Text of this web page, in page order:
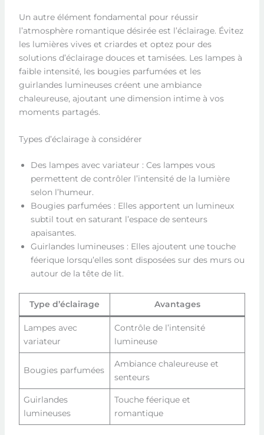
Un autre élément fondamental pour réussir
l’atmosphère romantique désirée est l’éclairage. Évitez
les lumières vives et criardes et optez pour des
solutions d’éclairage douces et tamisées. Les lampes à
faible intensité, les bougies parfumées et les
guirlandes lumineuses créent une ambiance
chaleureuse, ajoutant une dimension intime à vos
moments partagés.
Types d’éclairage à considérer
Des lampes avec variateur : Ces lampes vous
permettent de contrôler l’intensité de la lumière
selon l’humeur.
Bougies parfumées : Elles apportent un lumineux
subtil tout en saturant l’espace de senteurs
apaisantes.
Guirlandes lumineuses : Elles ajoutent une touche
féerique lorsqu’elles sont disposées sur des murs ou
autour de la tête de lit.
Type d’éclairage Avantages
Lampes avec
variateur
Contrôle de l’intensité
lumineuse
Bougies parfumées
Ambiance chaleureuse et
senteurs
Guirlandes
lumineuses
Touche féerique et
romantique